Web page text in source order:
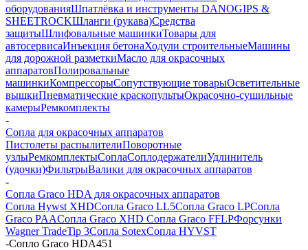
оборудованияШпатлёвка и инструменты DANOGIPS &
SHEETROCKШланги (рукава)Средства
защитыШлифовальные машинкиТовары для
автосервисаИнъекция бетонаХодули строительныеМашины
для дорожной разметкиМасло для окрасочных
аппаратовПолировальные
машинкиКомпрессорыСопутствующие товарыОсветительные
вышкиПневматические краскопультыОкрасочно-сушильные
камерыРемкомплекты
-
Сопла для окрасочных аппаратов
Пистолеты распылителиПоворотные
узлыРемкомплектыСоплаСоплодержателиУдлинитель
(удочки)ФильтрыВалики для окрасочных аппаратов
-
Сопла Graco HDA для окрасочных аппаратов
Сопла Hywst XHDСопла Graco LL5Сопла Graco LPСопла
Graco PAAСопла Graco XHD Сопла Graco FFLPФорсунки
Wagner TradeTip 3Сопла SotexСопла HYVST
-Сопло Graco HDA451